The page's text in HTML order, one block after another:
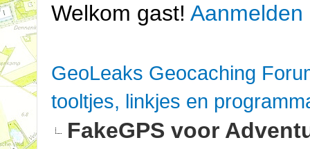
Welkom gast! Aanmelden
GeoLeaks Geocaching
tooltjes, linkjes en
FakeGPS voor